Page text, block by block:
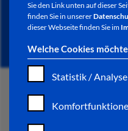
Sie den Link unten auf dieser
finden Sie in unserer
dieser Webseite finden Sie im
Welche Cookies
Statistik / Analyse
NEWSLETTER
START